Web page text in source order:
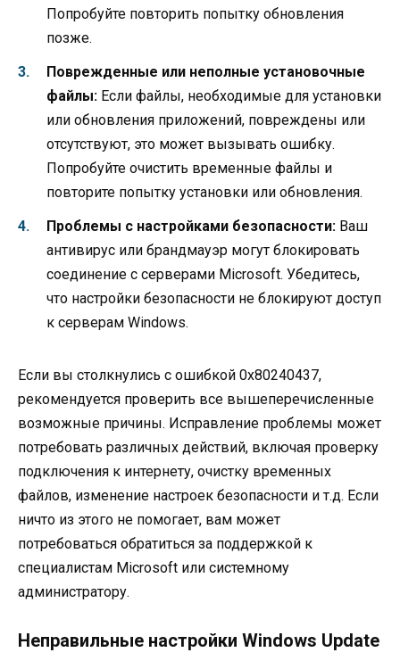
Попробуйте повторить попытку обновления
позже.
Поврежденные или неполные установочные
файлы: Если файлы, необходимые для установки
или обновления приложений, повреждены или
отсутствуют, это может вызывать ошибку.
Попробуйте очистить временные файлы и
повторите попытку установки или обновления.
Проблемы с настройками безопасности: Ваш
антивирус или брандмауэр могут блокировать
соединение с серверами Microsoft. Убедитесь,
что настройки безопасности не блокируют доступ
к серверам Windows.
Если вы столкнулись с ошибкой 0x80240437,
рекомендуется проверить все вышеперечисленные
возможные причины. Исправление проблемы может
потребовать различных действий, включая проверку
подключения к интернету, очистку временных
файлов, изменение настроек безопасности и т.д. Если
ничто из этого не помогает, вам может
потребоваться обратиться за поддержкой к
специалистам Microsoft или системному
администратору.
Неправильные настройки Windows Update